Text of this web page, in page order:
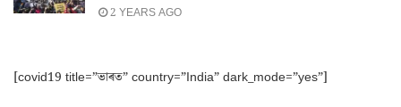
2 YEARS AGO
[covid19 title=”ভাৰত” country=”India” dark_mode=”yes”]